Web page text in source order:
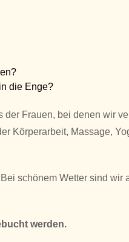
die Enge?
Frauen, bei denen wir
Körperarbeit, Massage,
schönem Wetter sind
werden.